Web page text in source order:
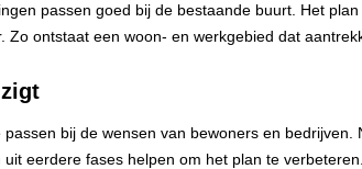
passen goed bij de bestaande buurt. Het
Zo ontstaat een woon- en werkgebied dat
bij de wensen van bewoners en
eerdere fases helpen om het plan te